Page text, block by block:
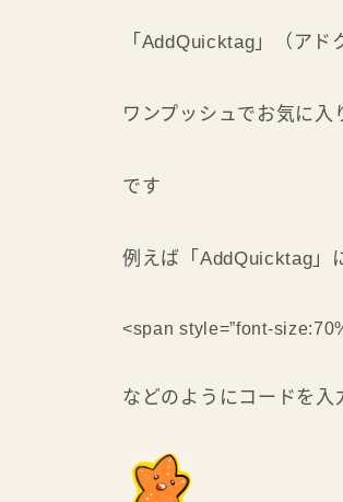
「AddQuicktag」（ア
ワンプッシュでお気に
です
例えば「AddQuicktag」
<span style=”font-
などのようにコードを入